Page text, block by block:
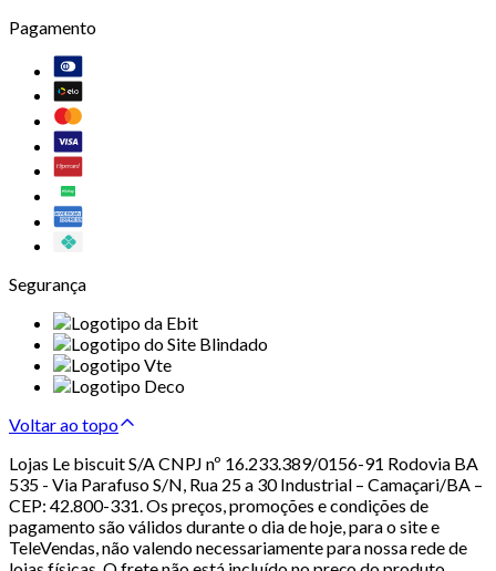
Pagamento
Segurança
Voltar ao topo
Lojas Le biscuit S/A CNPJ nº 16.233.389/0156-91 Rodovia BA
535 - Via Parafuso S/N, Rua 25 a 30 Industrial – Camaçari/BA –
CEP: 42.800-331. Os preços, promoções e condições de
pagamento são válidos durante o dia de hoje, para o site e
TeleVendas, não valendo necessariamente para nossa rede de